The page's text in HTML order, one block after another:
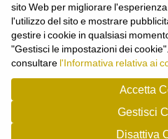
CONTATTACI
tel: 0119101326 -
sito Web per migliorare
l'utilizzo del sito e mostrare
gestire i cookie in qualsiasi
"Gestisci le impostazioni dei
consultare l'Informativa relativa ai
Accetta
Gestisci
Disattiva